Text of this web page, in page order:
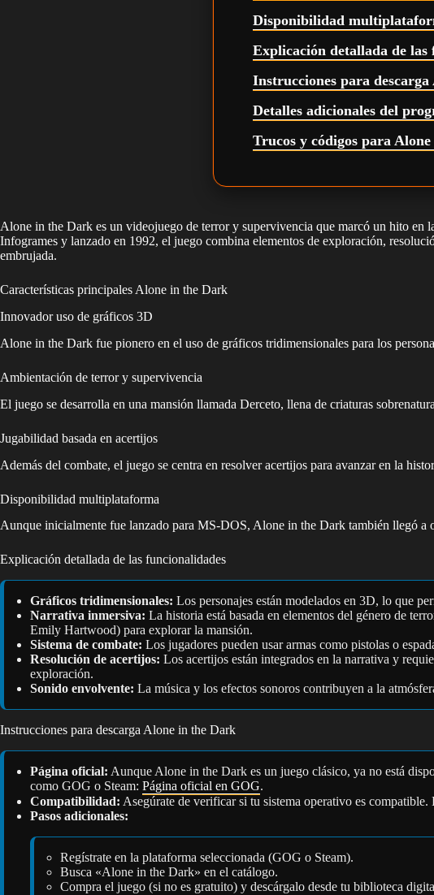
Disponibilidad
Explicación detallada de las
Instrucciones para
Detalles adicionales del
Trucos y códigos para
Alone in the Dark es un videojuego de terror y supervivencia que marcó un hito
Infogrames y lanzado en 1992, el juego combina elementos de exploración,
embrujada.
Características principales Alone in the Dark
Innovador uso de gráficos 3D
Alone in the Dark fue pionero en el uso de gráficos tridimensionales para los
Ambientación de terror y supervivencia
El juego se desarrolla en una mansión llamada Derceto, llena de criaturas
Jugabilidad basada en acertijos
Además del combate, el juego se centra en resolver acertijos para avanzar en la
Disponibilidad multiplataforma
Aunque inicialmente fue lanzado para MS-DOS, Alone in the Dark también llegó a
Explicación detallada de las funcionalidades
Gráficos tridimensionales: Los personajes están modelados en 3D, lo que
Narrativa inmersiva: La historia está basada en elementos del género de
Emily Hartwood) para explorar la mansión.
Sistema de combate: Los jugadores pueden usar armas como pistolas o
Resolución de acertijos: Los acertijos están integrados en la narrativa y
exploración.
Sonido envolvente: La música y los efectos sonoros contribuyen a la
Instrucciones para descarga Alone in the Dark
Página oficial: Aunque Alone in the Dark es un juego clásico, ya no está
como GOG o Steam: Página oficial en GOG.
Compatibilidad: Asegúrate de verificar si tu sistema operativo es
Pasos adicionales:
Regístrate en la plataforma seleccionada (GOG o Steam).
Busca «Alone in the Dark» en el catálogo.
Compra el juego (si no es gratuito) y descárgalo desde tu biblioteca